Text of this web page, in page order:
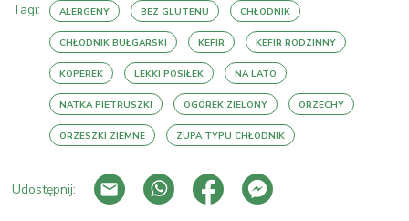
Tagi: ALERGENY BEZ GLUTENU CHŁODNIK
CHŁODNIK BUŁGARSKI KEFIR KEFIR RODZINNY
KOPEREK LEKKI POSIŁEK NA LATO
NATKA PIETRUSZKI OGÓREK ZIELONY ORZECHY
ORZESZKI ZIEMNE ZUPA TYPU CHŁODNIK
Udostępnij: